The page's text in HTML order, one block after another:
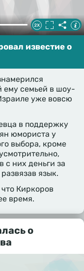
известие о
ему семьей в шоу-
уже вовсю
в поддержку
юмориста у
выбора, кроме
с них деньги за
язык.
Киркоров
время.
о